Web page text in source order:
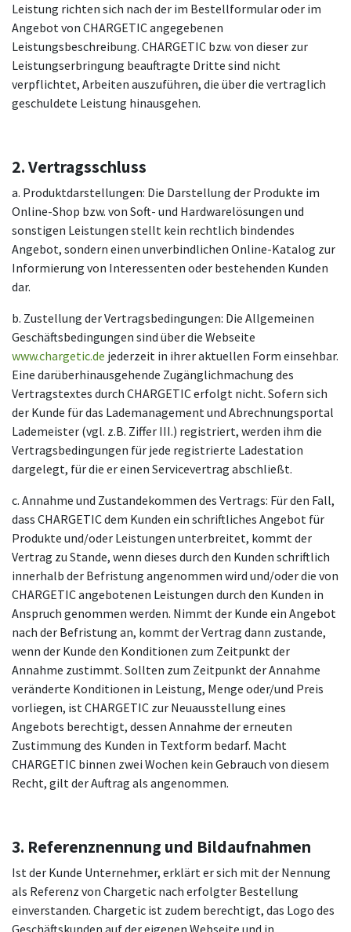
Leistung richten sich nach der im Bestellformular oder im
Angebot von CHARGETIC angegebenen
Leistungsbeschreibung. CHARGETIC bzw. von dieser zur
Leistungserbringung beauftragte Dritte sind nicht
verpflichtet, Arbeiten auszuführen, die über die vertraglich
geschuldete Leistung hinausgehen.
2. Vertragsschluss
a. Produktdarstellungen: Die Darstellung der Produkte im
Online-Shop bzw. von Soft- und Hardwarelösungen und
sonstigen Leistungen stellt kein rechtlich bindendes
Angebot, sondern einen unverbindlichen Online-Katalog zur
Informierung von Interessenten oder bestehenden Kunden
dar.
b. Zustellung der Vertragsbedingungen: Die Allgemeinen
Geschäftsbedingungen sind über die Webseite
www.chargetic.de jederzeit in ihrer aktuellen Form einsehbar.
Eine darüberhinausgehende Zugänglichmachung des
Vertragstextes durch CHARGETIC erfolgt nicht. Sofern sich
der Kunde für das Lademanagement und Abrechnungsportal
Lademeister (vgl. z.B. Ziffer III.) registriert, werden ihm die
Vertragsbedingungen für jede registrierte Ladestation
dargelegt, für die er einen Servicevertrag abschließt.
c. Annahme und Zustandekommen des Vertrags: Für den Fall,
dass CHARGETIC dem Kunden ein schriftliches Angebot für
Produkte und/oder Leistungen unterbreitet, kommt der
Vertrag zu Stande, wenn dieses durch den Kunden schriftlich
innerhalb der Befristung angenommen wird und/oder die von
CHARGETIC angebotenen Leistungen durch den Kunden in
Anspruch genommen werden. Nimmt der Kunde ein Angebot
nach der Befristung an, kommt der Vertrag dann zustande,
wenn der Kunde den Konditionen zum Zeitpunkt der
Annahme zustimmt. Sollten zum Zeitpunkt der Annahme
veränderte Konditionen in Leistung, Menge oder/und Preis
vorliegen, ist CHARGETIC zur Neuausstellung eines
Angebots berechtigt, dessen Annahme der erneuten
Zustimmung des Kunden in Textform bedarf. Macht
CHARGETIC binnen zwei Wochen kein Gebrauch von diesem
Recht, gilt der Auftrag als angenommen.
3. Referenznennung und Bildaufnahmen
Ist der Kunde Unternehmer, erklärt er sich mit der Nennung
als Referenz von Chargetic nach erfolgter Bestellung
einverstanden. Chargetic ist zudem berechtigt, das Logo des